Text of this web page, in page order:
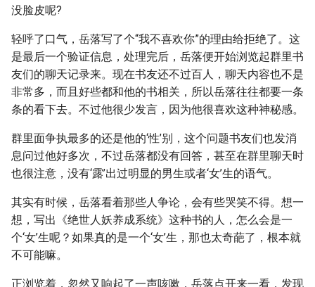
没脸皮呢?
轻呼了口气，岳落写了个“我不喜欢你”的理由给拒绝了。这
是最后一个验证信息，处理完后，岳落便开始浏览起群里书
友们的聊天记录来。现在书友还不过百人，聊天内容也不是
非常多，而且好些都和他的书相关，所以岳落往往都要一条
条的看下去。不过他很少发言，因为他很喜欢这种神秘感。
群里面争执最多的还是他的‘性’别，这个问题书友们也发消
息问过他好多次，不过岳落都没有回答，甚至在群里聊天时
也很注意，没有‘露’出过明显的男生或者‘女’生的语气。
其实有时候，岳落看着那些人争论，会有些哭笑不得。想一
想，写出《绝世人妖养成系统》这种书的人，怎么会是一
个‘女’生呢？如果真的是一个‘女’生，那也太奇葩了，根本就
不可能嘛。
正浏览着，忽然又响起了一声咳嗽，岳落点开来一看，发现